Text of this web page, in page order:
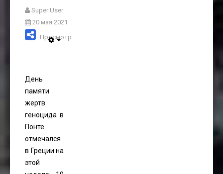
Super User
20 мая 2021
Просмотров: 3481
День
памяти
жертв
геноцида в
Понте
отмечался
в Греции на
этой